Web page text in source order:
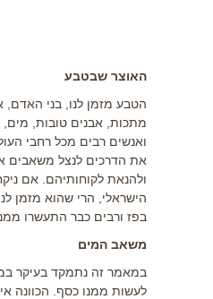
האוצר שבטבע
הטבע מזמן לנו, בני האדם,
מתכות, אבנים טובות, מים,
ואנשים רבים מכל רחבי
את הדרכים לנצל משאבים
ולהנאת לקוחותיהם. אם
הישראלי, הרי שהוא מזמן
בפז ורבים כבר התעשרו
משאב המים
במאמר זה נתמקד בעיקר
לעשות ממנו כסף. הכוונה